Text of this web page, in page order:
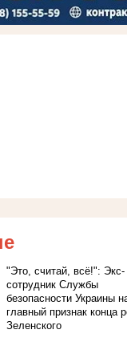
"Это, считай, всё!": Экс-
сотрудник Службы
безопасности Украины
главный признак конца
Зеленского